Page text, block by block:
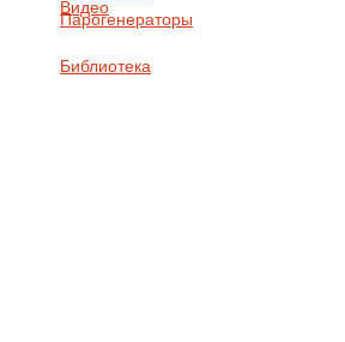
Видео
Библиотека
Парогенераторы